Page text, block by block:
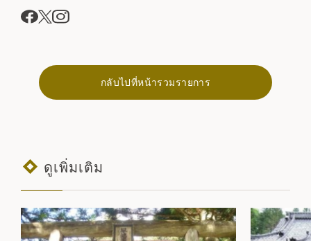
กลับไปที่หน้ารวมรายการ
ดูเพิ่มเติม